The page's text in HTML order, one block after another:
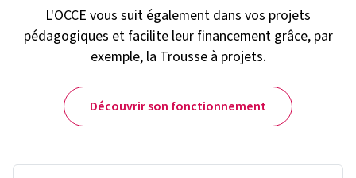
L'OCCE vous suit également dans vos projets
pédagogiques et facilite leur financement grâce, par
exemple, la Trousse à projets.
Découvrir son fonctionnement